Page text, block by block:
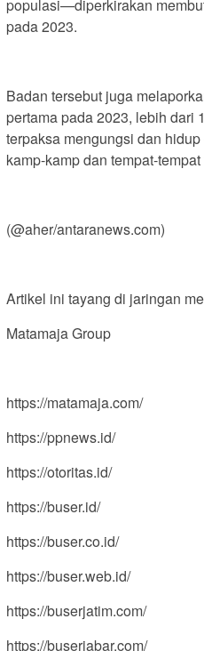
populasi—diperkirakan
pada 2023.
Badan tersebut juga
pertama pada 2023, lebih dari
terpaksa mengungsi dan
kamp-kamp dan tempat-
(@aher/antaranews.com)
Artikel ini tayang di jaringan
Matamaja Group
https://matamaja.com/
https://ppnews.id/
https://otoritas.id/
https://buser.id/
https://buser.co.id/
https://buser.web.id/
https://buserjatim.com/
https://buserjabar.com/